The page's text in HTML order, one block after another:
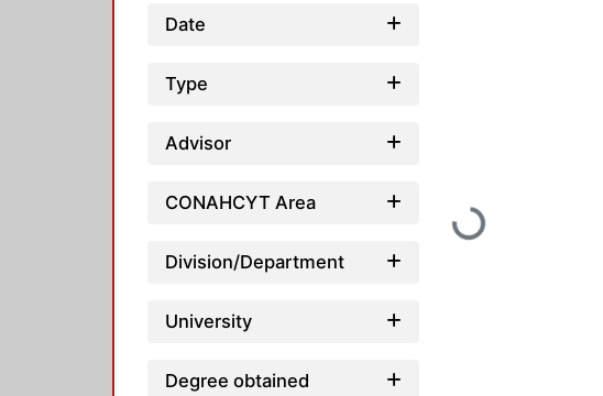
Date
Type
Advisor
CONAHCYT Area
Division/Department
University
Degree obtained
Loading...